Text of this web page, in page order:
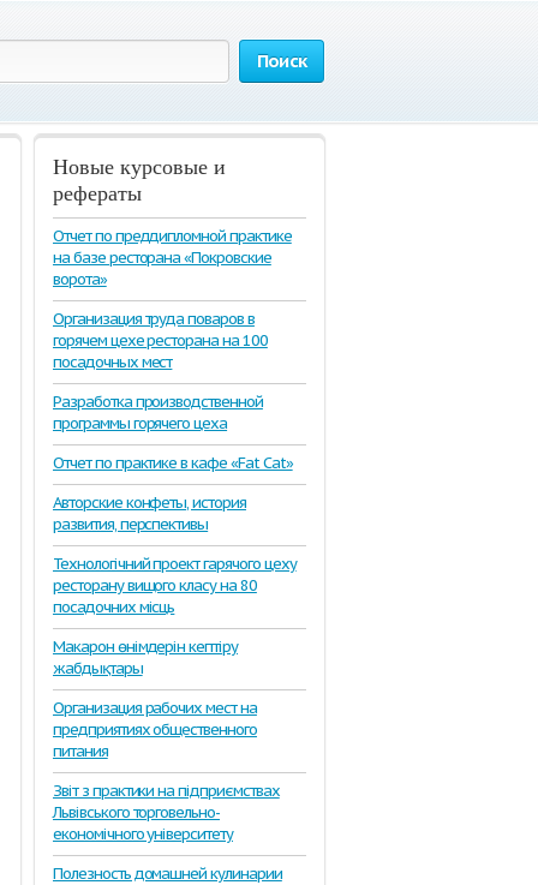
Поиск
Новые курсовые и
рефераты
Отчет по преддипломной практике
на базе ресторана «Покровские
ворота»
Организация труда поваров в
горячем цехе ресторана на 100
посадочных мест
Разработка производственной
программы горячего цеха
Отчет по практике в кафе «Fat Cat»
Авторские конфеты, история
развития, перспективы
Технологічний проект гарячого цеху
ресторану вищого класу на 80
посадочних місць
Макарон өнімдерін кептіру
жабдықтары
Организация рабочих мест на
предприятиях общественного
питания
Звіт з практики на підприємствах
Львівського торговельно-
економічного університету
Полезность домашней кулинарии